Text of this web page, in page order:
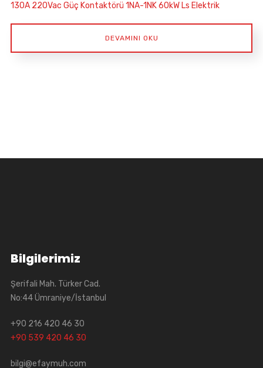
130A 220Vac Güç Kontaktörü 1NA-1NK 60kW Ls Elektrik
DEVAMINI OKU
Bilgilerimiz
Şerifali Mah. Türker Cad.
No:44 Ümraniye/İstanbul
+90 216 420 46 30
+90 539 420 46 30
bilgi@efaymuh.com